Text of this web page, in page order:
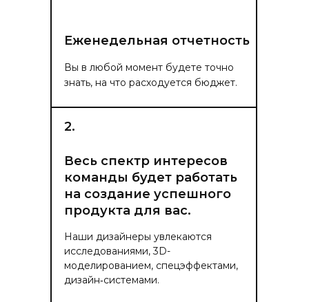
Весь спектр интересов
команды будет работать
на создание успешного
продукта для вас.
Наши дизайнеры увлекаются
исследованиями, 3D-
моделированием, спецэффектами,
дизайн‑системами.
Еженедельная отчетность
Вы в любой момент будете точно
знать, на что расходуется бюджет.
2.